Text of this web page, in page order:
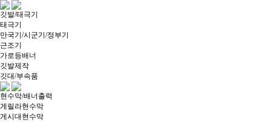
깃발/태극기
태극기
만국기/시군기/정부기
근조기
가로등배너
깃발제작
깃대/부속품
현수막/배너출력
게릴라현수막
게시대현수막